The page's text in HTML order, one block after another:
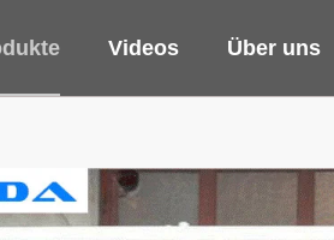
Videos Über uns